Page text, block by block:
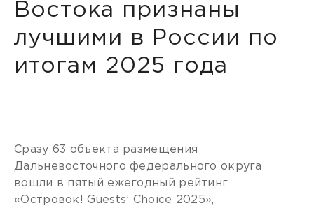
Востока признаны
лучшими в России по
итогам 2025 года
Сразу 63 объекта размещения
Дальневосточного федерального округа
вошли в пятый ежегодный рейтинг
«Островок! Guests’ Choice 2025»,